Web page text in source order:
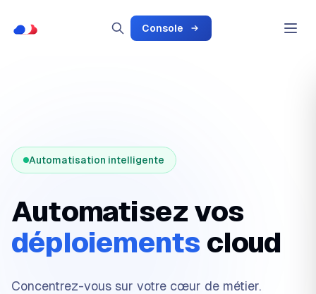
Console
Automatisation intelligente
Automatisez vos
déploiements cloud
Concentrez-vous sur votre cœur de métier.